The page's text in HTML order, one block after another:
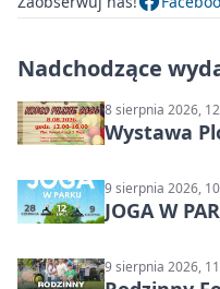
Nadchodzące
8 sierpnia 2026,
Wystawa
9 sierpnia 2026,
JOGA W
9 sierpnia 2026,